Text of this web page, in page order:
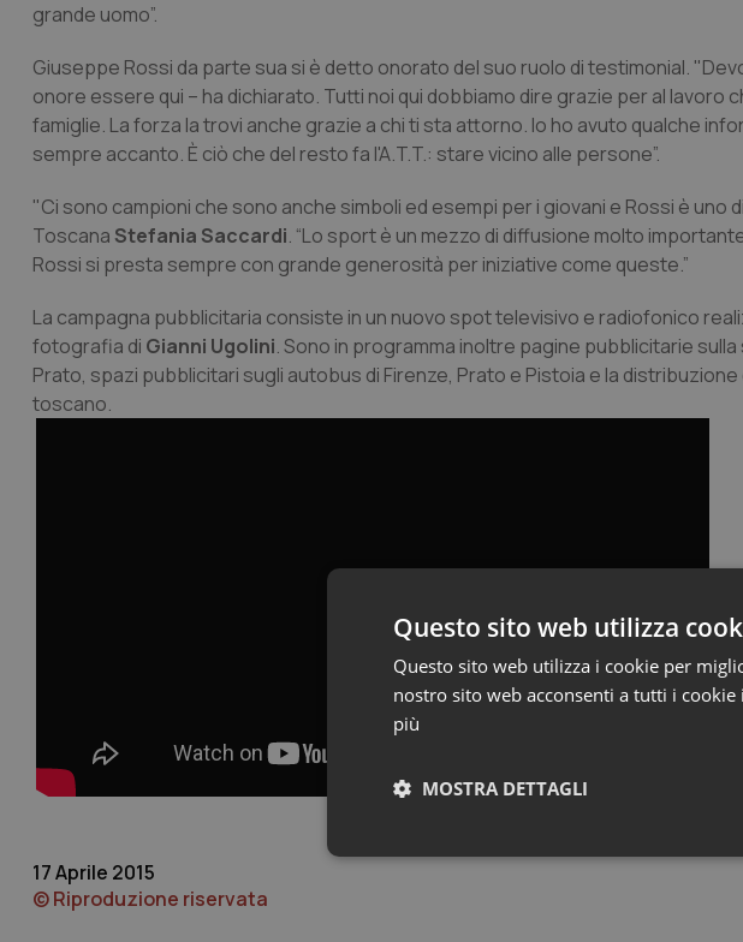
grande uomo”.
Giuseppe Rossi da parte sua si è detto onorato del suo ruolo di testimonial.
onore essere qui – ha dichiarato. Tutti noi qui dobbiamo dire grazie per al lavoro
famiglie. La forza la trovi anche grazie a chi ti sta attorno. Io ho avuto qualche
sempre accanto. È ciò che del resto fa l'A.T.T.: stare vicino alle persone”.
"Ci sono campioni che sono anche simboli ed esempi per i giovani e Rossi è
Toscana Stefania Saccardi. “Lo sport è un mezzo di diffusione molto
Rossi si presta sempre con grande generosità per iniziative come queste.”
La campagna pubblicitaria consiste in un nuovo spot televisivo e radiofonico
fotografia di Gianni Ugolini. Sono in programma inoltre pagine pubblicitarie
Prato, spazi pubblicitari sugli autobus di Firenze, Prato e Pistoia e la
toscano.
17 Aprile 2015
© Riproduzione riservata
Questo sito web utilizza
Questo sito web utilizza i cookie per
nostro sito web acconsenti a tutti i
più
MOSTRA DETTAGLI
Necessari